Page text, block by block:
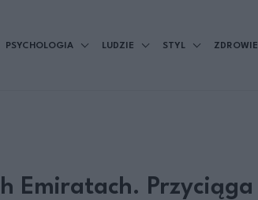
PSYCHOLOGIA LUDZIE STYL ZDROWIE
Emiratach. Przyciąga